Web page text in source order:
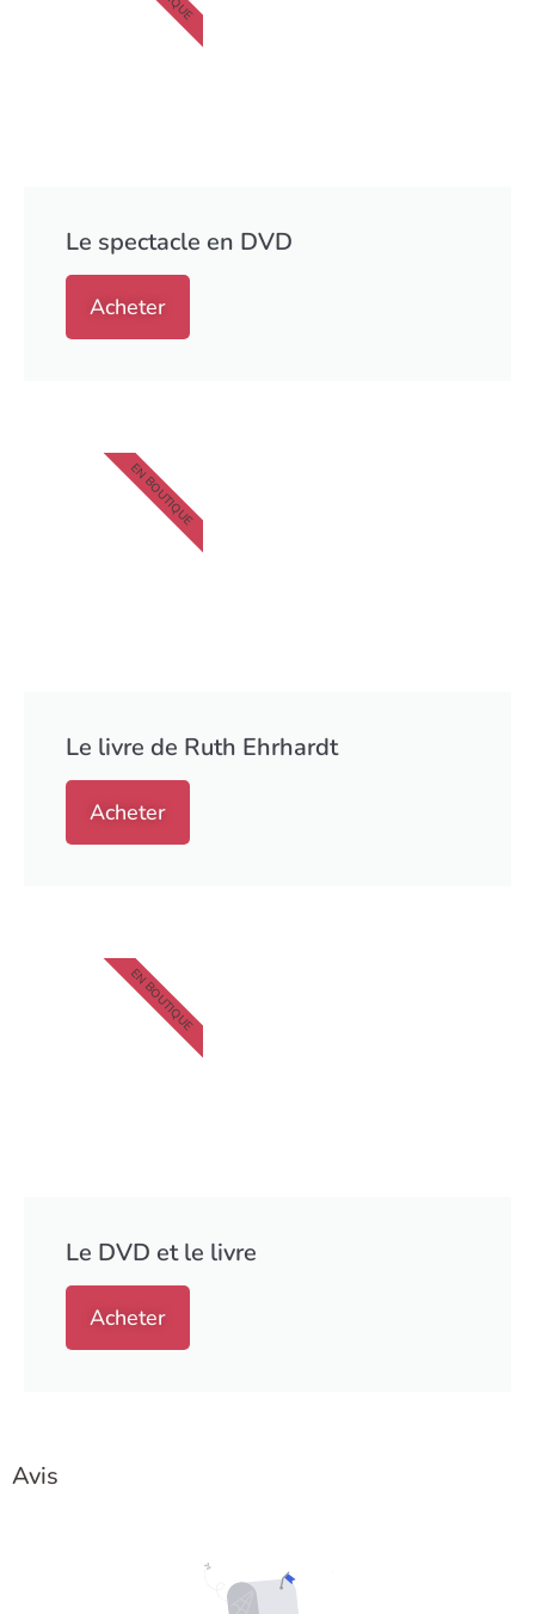
Le spectacle en DVD
Acheter
Le livre de Ruth Ehrhardt
Acheter
EN BOUTIQUE
Le DVD et le livre
Acheter
EN BOUTIQUE
Avis